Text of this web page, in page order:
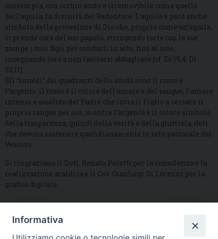
contempla, con occhio acuto e irremovibile come quello
dell’aquila, la divinità del Redentore. L’aquila è però anche
simbolo della protezione di Dio che, proprio come un’aquila,
si prende cura del suo popolo, stringendo forte con le sue
zampe i suoi figli per condurli in alto, fino al sole,
insegnando loro a non lasciarsi abbagliare (cf. Es 19,4; Dt
32,11).
Gli “smalti” dei quadranti dello scudo sono il rosso e
l’argento: il rosso è il colore dell’amore e del sangue, l’amore
intenso e assoluto del Padre che invia il Figlio a versare il
proprio sangue per noi, mentre l’argento è il colore simbolo
della trasparenza, quindi della verità e della giustizia, doti
che devono sostenere quotidianamente lo zelo pastorale del
Vescovo.
Si ringraziano il Dott. Renato Poletti per la consulenza e la
realizzazione araldica e il Cav. Gianluigi Di Lorenzo per la
grafica digitale.
DIOCESI SUBURBICARIA DI ALBANO
Informativa